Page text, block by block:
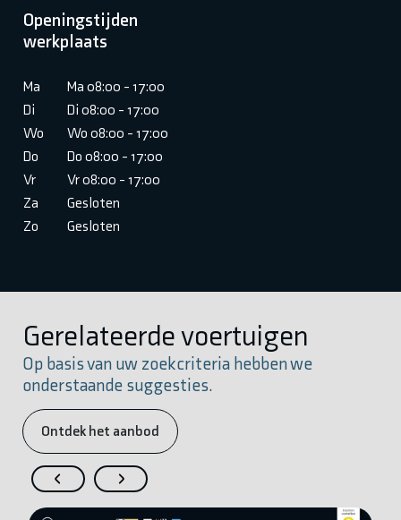
Openingstijden
werkplaats
Ma
Ma 08:00 - 17:00
Di
Di 08:00 - 17:00
Wo
Wo 08:00 - 17:00
Do
Do 08:00 - 17:00
Vr
Vr 08:00 - 17:00
Za
Gesloten
Zo
Gesloten
Gerelateerde voertuigen
Op basis van uw zoekcriteria hebben we
onderstaande suggesties.
Ontdek het aanbod